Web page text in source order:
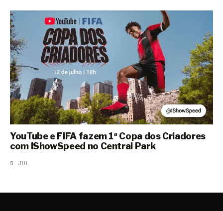
YouTube e FIFA fazem 1ª Copa dos Criadores
com IShowSpeed no Central Park
8 JUL